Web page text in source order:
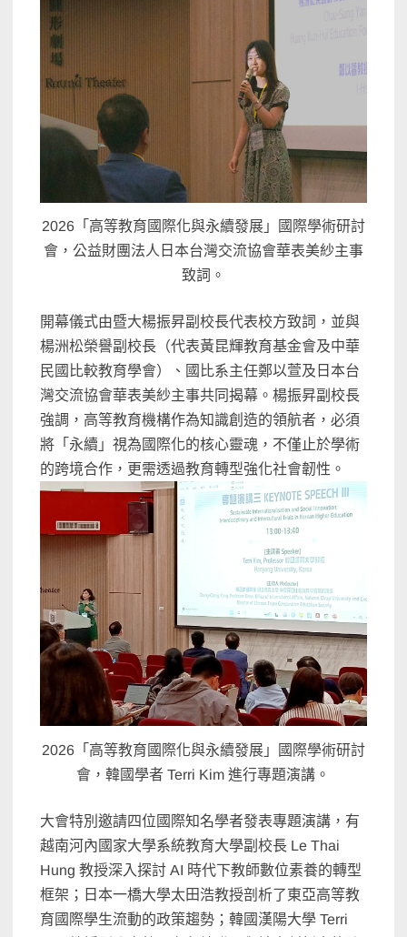
2026「高等教育國際化與永續發展」國際學術研討
會，公益財團法人日本台灣交流協會華表美紗主事
致詞。
開幕儀式由暨大楊振昇副校長代表校方致詞， 並與
楊洲松榮譽副校長（代表黃昆輝教育基金會及中華
民國比較教育學會）、 國比系主任鄭以萱及日本台
灣交流協會華表美紗主事共同揭幕。楊振昇副校長
強調，高等教育機構作為知識創造的領航者，必須
將「 永續」視為國際化的核心靈魂，不僅止於學術
的跨境合作， 更需透過教育轉型強化社會韌性。
2026「高等教育國際化與永續發展」國際學術研討
會，韓國學者 Terri Kim 進行專題演講。
大會特別邀請四位國際知名學者發表專題演講， 有
越南河內國家大學系統教育大學副校長 Le Thai
Hung 教授深入探討 AI 時代下教師數位素養的轉型
框架； 日本一橋大學太田浩教授剖析了東亞高等教
育國際學生流動的政策趨勢；韓國漢陽大學 Terri